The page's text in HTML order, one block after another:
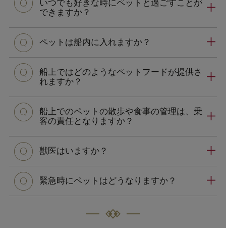
いつでも好きな時にペットと過ごすことが
できますか？
ペットは船内に入れますか？
船上ではどのようなペットフードが提供さ
れますか？
船上でのペットの散歩や食事の管理は、乗
客の責任となりますか？
獣医はいますか？
緊急時にペットはどうなりますか？